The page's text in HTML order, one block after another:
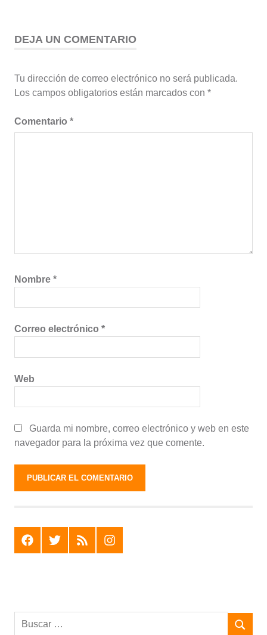
DEJA UN COMENTARIO
Tu dirección de correo electrónico no será publicada.
Los campos obligatorios están marcados con *
Comentario *
Nombre *
Correo electrónico *
Web
Guarda mi nombre, correo electrónico y web en este
navegador para la próxima vez que comente.
F T R I